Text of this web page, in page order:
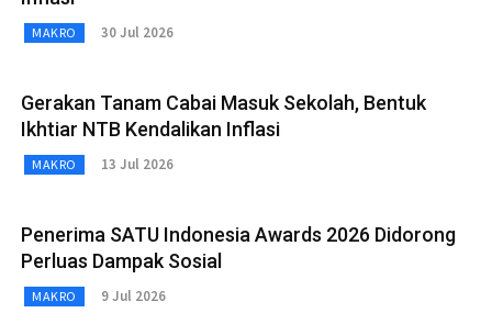
MAKRO 30 Jul 2026
Gerakan Tanam Cabai Masuk Sekolah, Bentuk
Ikhtiar NTB Kendalikan Inflasi
MAKRO 13 Jul 2026
Penerima SATU Indonesia Awards 2026 Didorong
Perluas Dampak Sosial
MAKRO 9 Jul 2026